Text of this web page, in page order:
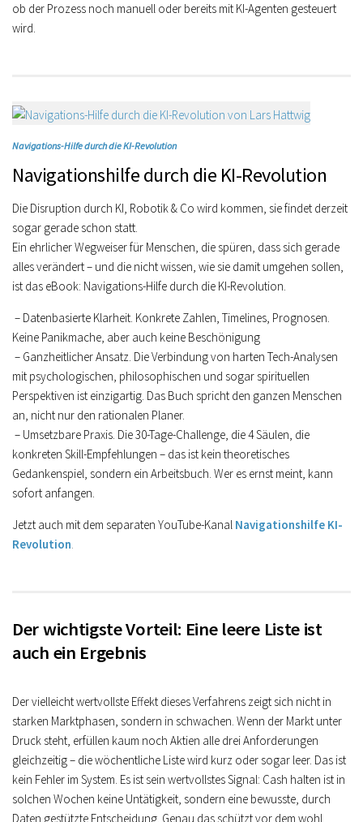
ob der Prozess noch manuell oder bereits mit KI-Agenten gesteuert
wird.
Navigations-Hilfe durch die KI-Revolution
Navigationshilfe durch die KI-Revolution
Die Disruption durch KI, Robotik & Co wird kommen, sie findet derzeit
sogar gerade schon statt.
Ein ehrlicher Wegweiser für Menschen, die spüren, dass sich gerade
alles verändert – und die nicht wissen, wie sie damit umgehen sollen,
ist das eBook: Navigations-Hilfe durch die KI-Revolution.
– Datenbasierte Klarheit. Konkrete Zahlen, Timelines, Prognosen.
Keine Panikmache, aber auch keine Beschönigung
– Ganzheitlicher Ansatz. Die Verbindung von harten Tech-Analysen
mit psychologischen, philosophischen und sogar spirituellen
Perspektiven ist einzigartig. Das Buch spricht den ganzen Menschen
an, nicht nur den rationalen Planer.
– Umsetzbare Praxis. Die 30-Tage-Challenge, die 4 Säulen, die
konkreten Skill-Empfehlungen – das ist kein theoretisches
Gedankenspiel, sondern ein Arbeitsbuch. Wer es ernst meint, kann
sofort anfangen.
Jetzt auch mit dem separaten YouTube-Kanal Navigationshilfe KI-
Revolution.
Der wichtigste Vorteil: Eine leere Liste ist
auch ein Ergebnis
Der vielleicht wertvollste Effekt dieses Verfahrens zeigt sich nicht in
starken Marktphasen, sondern in schwachen. Wenn der Markt unter
Druck steht, erfüllen kaum noch Aktien alle drei Anforderungen
gleichzeitig – die wöchentliche Liste wird kurz oder sogar leer. Das ist
kein Fehler im System. Es ist sein wertvollstes Signal: Cash halten ist in
solchen Wochen keine Untätigkeit, sondern eine bewusste, durch
Daten gestützte Entscheidung. Genau das schützt vor dem wohl